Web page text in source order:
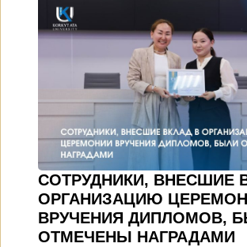
СОТРУДНИКИ, ВНЕСШИЕ
ОРГАНИЗАЦИЮ
ВРУЧЕНИЯ ДИПЛОМОВ,
ОТМЕЧЕНЫ НАГРАДАМИ